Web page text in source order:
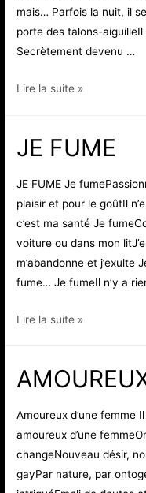
mais… Parfois la nuit, il
porte des talons-
Secrètement devenu …
GEORGES
Lire la suite »
JE FUME
JE FUME Je
plaisir et pour le goûtIl
c’est ma santé Je
voiture ou dans mon
m’abandonne et
fume… Je fumeIl n’y a
JE
Lire la suite »
Amoureux d’une femme
amoureux d’une
changeNouveau désir,
gayPar nature, par